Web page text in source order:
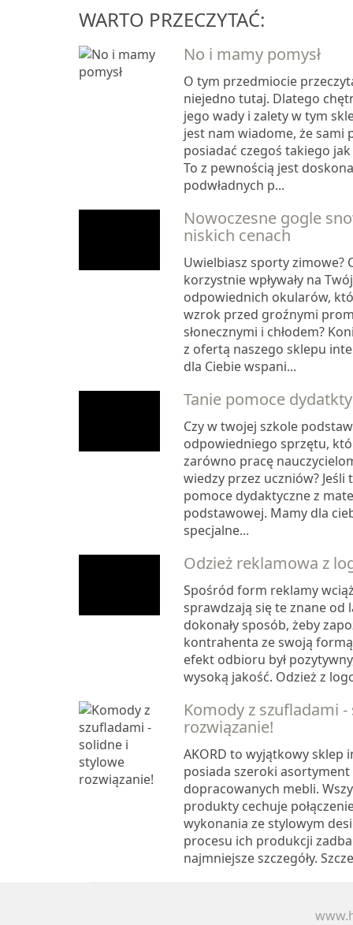
WARTO PRZECZYTAĆ:
No i mamy pomysł
O tym przedmiocie
niejedno tutaj. Dlatego
jego wady i zalety w tym
jest nam wiadome, że sami
posiadać czegoś takiego
To z pewnością jest
podwładnych p...
Nowoczesne gogle
niskich cenach
Uwielbiasz sporty zimowe?
korzystnie wpływały na
odpowiednich okularów,
wzrok przed groźnymi
słonecznymi i chłodem?
z ofertą naszego sklepu
dla Ciebie wspani...
Tanie pomoce
Czy w twojej szkole
odpowiedniego sprzętu,
zarówno pracę
wiedzy przez uczniów? Jeśli
pomoce dydaktyczne z
podstawowej. Mamy dla
specjalne...
Odzież reklamowa z
Spośród form reklamy
sprawdzają się te znane od
dokonały sposób, żeby
kontrahenta ze swoją
efekt odbioru był
wysoką jakość. Odzież z
Komody z szufladami
rozwiązanie!
AKORD to wyjątkowy sklep
posiada szeroki asortyment
dopracowanych mebli.
produkty cechuje
wykonania ze stylowym
procesu ich produkcji
najmniejsze szczegóły.